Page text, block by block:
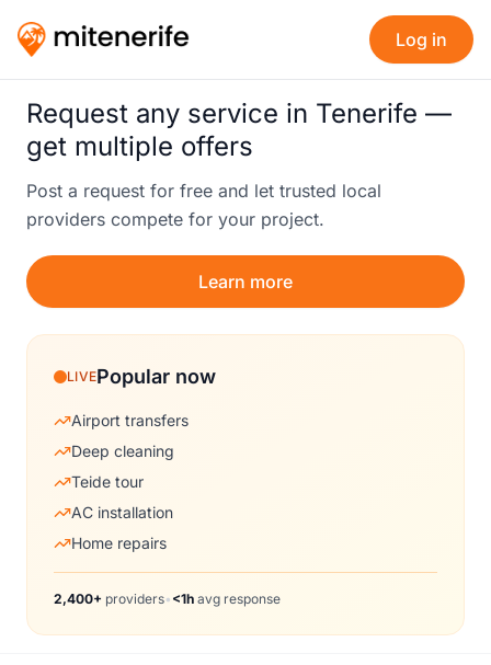
Log in
Request any service in Tenerife —
get multiple offers
Post a request for free and let trusted local
providers compete for your project.
Learn more
LIVEPopular now
Airport transfers
Deep cleaning
Teide tour
AC installation
Home repairs
2,400+ providers• <1h avg response